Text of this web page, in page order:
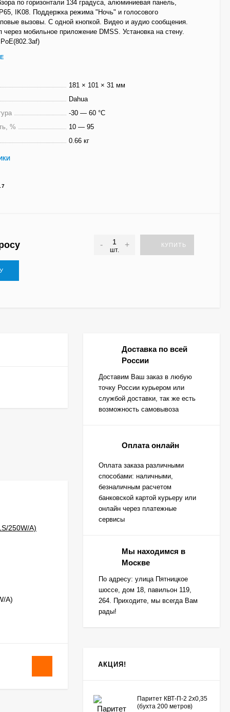
по горизонтали 134 градуса, алюминиевая панель,
IK08. Поддержка режима "Ночь" и голосового
вызовы. С одной кнопкой. Видео и аудио сообщения.
через мобильное приложение DMSS. Установка на стену.
181 × 101 × 31 мм
Dahua
-30 — 60 °C
%
10 — 95
0.66 кг
-
шт.
+ КУПИТЬ
A) Dahua DHI-VTH2621GW-WP
15 390 ₽/шт.
Доставка по всей
России
Доставим Ваш заказ в любую
точку России курьером или
службой доставки, так же есть
возможность самовывоза
Оплата онлайн
Оплата заказа различными
способами: наличными,
безналичным расчетом
банковской картой курьеру или
онлайн через платежные
сервисы
Мы находимся в
Москве
По адресу: улица Пятницкое
шоссе, дом 18, павильон 119,
264. Приходите, мы всегда Вам
рады!
АКЦИЯ!
Паритет КВТ-П-2 2х0,35
(бухта 200 метров)